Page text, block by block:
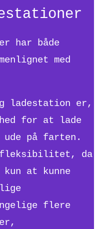
har både
med
ladestation er,
for at lade
på farten.
fleksibilitet, da
at kunne
flere